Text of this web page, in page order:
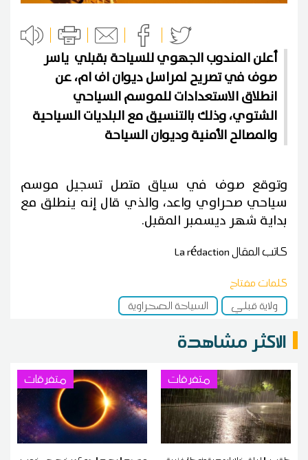
أعلن المندوب الجهوي للسياحة بقبلي ياسر
صوف في تصريح لمراسل ديوان اف ام، عن
انطلاق الاستعدادات للموسم السياحي
الشتوي، وذلك بالتنسيق مع البلديات السياحية
والمصالح الأمنية وديوان السياحة
وتوقع صوف في سياق متصل تسجيل موسم
سياحي صحراوي واعد، والذي قال إنه ينطلق مع
بداية شهر ديسمبر المقبل.
كاتب المقالLa rédaction
كلمات مفتاح
ولاية قبلي
السياحة الصحراوية
الاكثر مشاهدة
متفرقات متفرقات